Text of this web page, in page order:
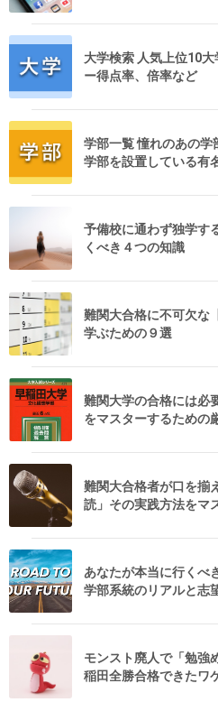
大学検索 人気上位10
ー得点率、倍率など
学部一覧 憧れのあの
学部を設置している有
予備校に通わず独学す
くべき４つの知識
難関大合格に不可欠な
学ぶための９選
難関大学の合格には必
をマスターするための
難関大合格者が口を揃
読」その実践方法をマ
あなたが本当に行くべ
学部系統のリアルと志
モンスト廃人で「勉強
稲田全勝合格できたワ